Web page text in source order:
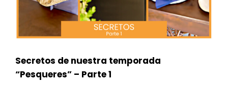
Secretos de nuestra temporada
“Pesqueres” – Parte 1